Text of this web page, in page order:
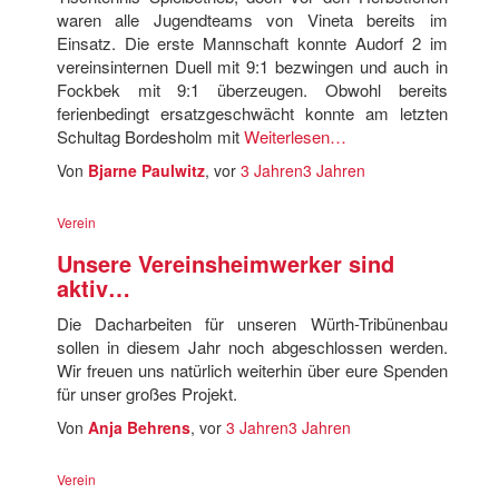
waren alle Jugendteams von Vineta bereits im
Einsatz. Die erste Mannschaft konnte Audorf 2 im
vereinsinternen Duell mit 9:1 bezwingen und auch in
Fockbek mit 9:1 überzeugen. Obwohl bereits
ferienbedingt ersatzgeschwächt konnte am letzten
Schultag Bordesholm mitWeiterlesen…
Von Bjarne Paulwitz, vor 3 Jahren3 Jahren
Verein
Unsere Vereinsheimwerker sind
aktiv…
Die Dacharbeiten für unseren Würth-Tribünenbau
sollen in diesem Jahr noch abgeschlossen werden.
Wir freuen uns natürlich weiterhin über eure Spenden
für unser großes Projekt.
Von Anja Behrens, vor 3 Jahren3 Jahren
Verein